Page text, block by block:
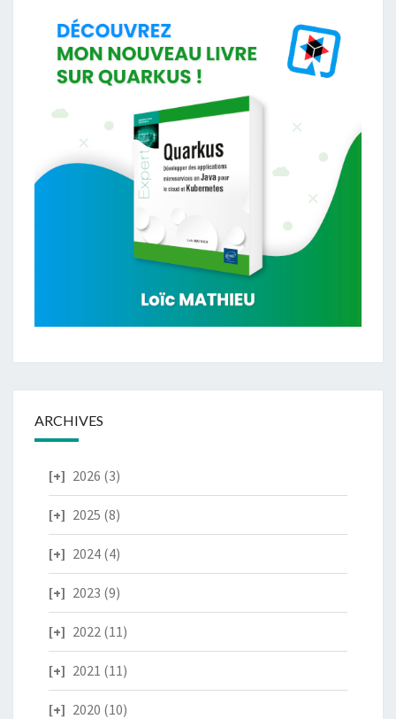
ARCHIVES
2026 (3)
2025 (8)
2024 (4)
2023 (9)
2022 (11)
2021 (11)
2020 (10)